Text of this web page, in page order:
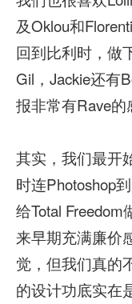
及Oklou和
回到比利时，做
Gil，Jackie还有
报非常有Rave的
其实，我们最开
时连Photoshop
给Total
来早期充满廉价
觉，但我们真的
的设计功底实在